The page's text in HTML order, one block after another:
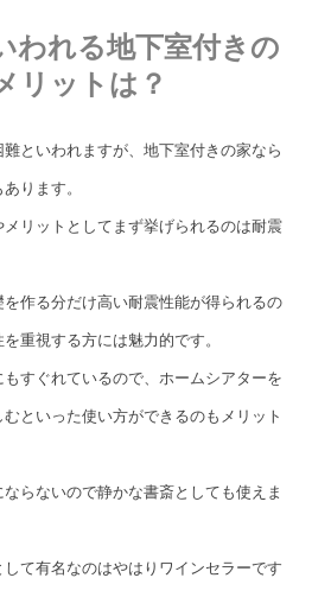
われる地下室付きの
リットは？
といわれますが、地下室付きの家なら
ります。
リットとしてまず挙げられるのは耐震
作る分だけ高い耐震性能が得られるの
重視する方には魅力的です。
すぐれているので、ホームシアターを
といった使い方ができるのもメリット
らないので静かな書斎としても使えま
て有名なのはやはりワインセラーです